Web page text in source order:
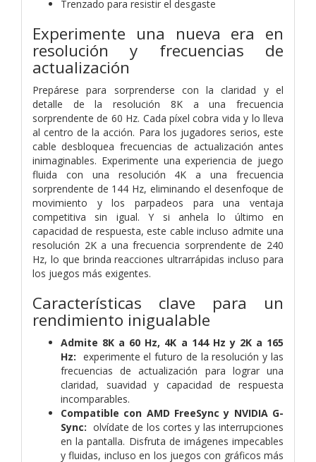
Trenzado para resistir el desgaste
Experimente una nueva era en
resolución y frecuencias de
actualización
Prepárese para sorprenderse con la claridad y el
detalle de la resolución 8K a una frecuencia
sorprendente de 60 Hz. Cada píxel cobra vida y lo lleva
al centro de la acción. Para los jugadores serios, este
cable desbloquea frecuencias de actualización antes
inimaginables. Experimente una experiencia de juego
fluida con una resolución 4K a una frecuencia
sorprendente de 144 Hz, eliminando el desenfoque de
movimiento y los parpadeos para una ventaja
competitiva sin igual. Y si anhela lo último en
capacidad de respuesta, este cable incluso admite una
resolución 2K a una frecuencia sorprendente de 240
Hz, lo que brinda reacciones ultrarrápidas incluso para
los juegos más exigentes.
Características clave para un
rendimiento inigualable
Admite 8K a 60 Hz, 4K a 144 Hz y 2K a 165
Hz: experimente el futuro de la resolución y las
frecuencias de actualización para lograr una
claridad, suavidad y capacidad de respuesta
incomparables.
Compatible con AMD FreeSync y NVIDIA G-
Sync: olvídate de los cortes y las interrupciones
en la pantalla. Disfruta de imágenes impecables
y fluidas, incluso en los juegos con gráficos más